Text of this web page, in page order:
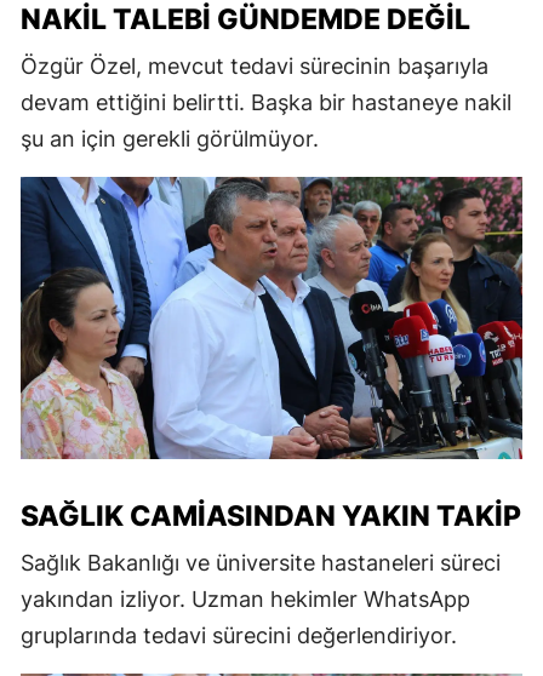
NAKIL TALEBI GÜNDEMDE DEĞIL
Özgür Özel, mevcut tedavi sürecinin başarıyla
devam ettiğini belirtti. Başka bir hastaneye nakil
şu an için gerekli görülmüyor.
SAĞLIK CAMIASINDAN YAKIN TAKIP
Sağlık Bakanlığı ve üniversite hastaneleri süreci
yakından izliyor. Uzman hekimler WhatsApp
gruplarında tedavi sürecini değerlendiriyor.